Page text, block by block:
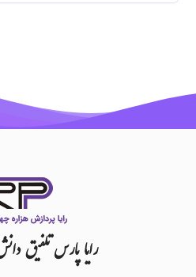
رایاپارستلفیق